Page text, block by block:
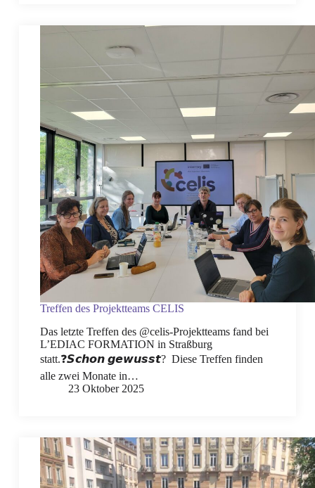
Treffen des Projektteams CELIS
Das letzte Treffen des @celis-Projektteams fand bei
L’EDIAC FORMATION in Straßburg
statt.❓𝙎𝙘𝙝𝙤𝙣 𝙜𝙚𝙬𝙪𝙨𝙨𝙩? Diese Treffen finden
alle zwei Monate in…
23 Oktober 2025